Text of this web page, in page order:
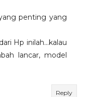
penting yang
Hp inilah...kalau
lancar, model
Reply